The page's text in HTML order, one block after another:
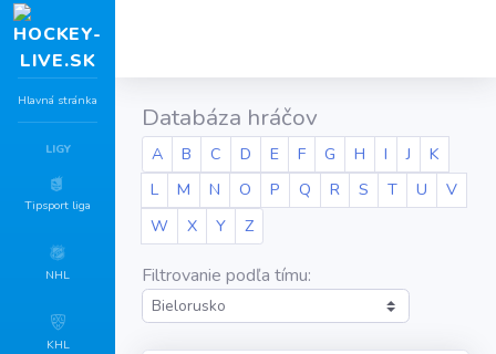
Hlavná stránka
LIGY
Tipsport liga
NHL
KHL
Databáza hráčov
A B C D E F G H I J
K
L
M N O P Q R S T U
V
W
X Y Z
Filtrovanie podľa tímu: